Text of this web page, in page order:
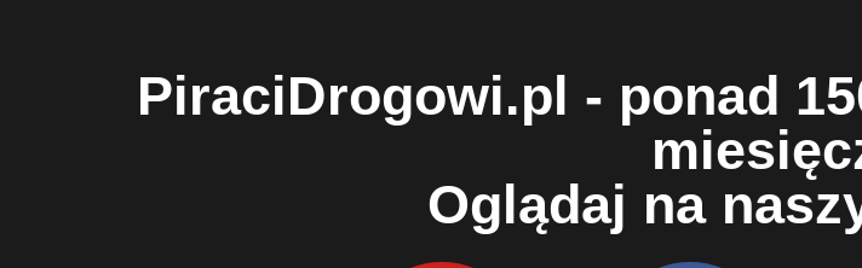
PiraciDrogowi.pl - ponad
Oglądaj na